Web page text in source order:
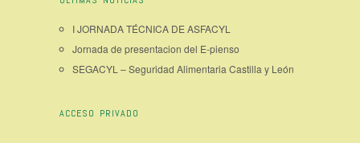
I JORNADA TÉCNICA DE ASFACYL
Jornada de presentacion del E-pienso
SEGACYL – Seguridad Alimentaria Castilla y León
ACCESO PRIVADO